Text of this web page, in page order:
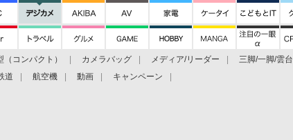
コンパクト） カメラバッグ メディア/リーダー 三脚/一脚/雲台
道 航空機 動画 キャンペーン